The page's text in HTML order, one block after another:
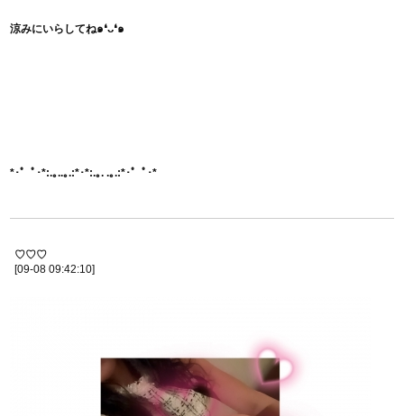
涼みにいらしてね๑❛ᴗ❛๑
*･゜ﾟ･*:.｡..｡.:*･*:.｡. .｡.:*･゜ﾟ･*
♡♡♡
[09-08 09:42:10]